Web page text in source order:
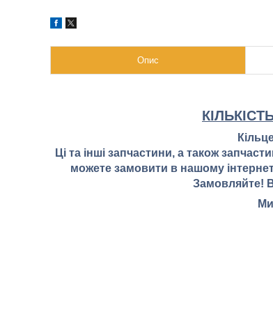
Опис
Ці та інші запчастини, а також
можете замовити в нашому
Замовляйте!